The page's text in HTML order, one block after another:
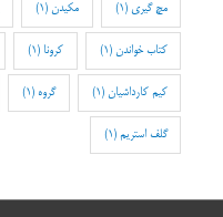
مچ گیری (1) مکیدن (1)
کتاب خواندن (1) کرونا (1)
کیم کارداشیان (1) گروه (1)
گلف استریم (1)